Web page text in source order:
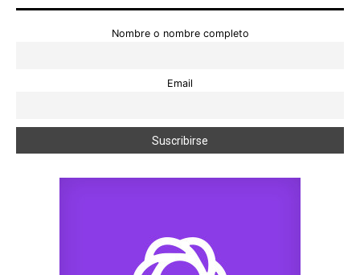
Nombre o nombre completo
Email